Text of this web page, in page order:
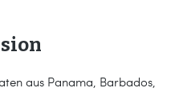
aus Panama, Barbados,